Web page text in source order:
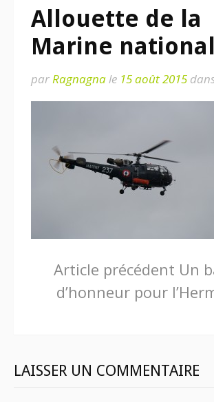
Allouette de la
Marine
parRagnagnale 15 août 2015
LireArticle précédent Un
d’honneur pour
LAISSER UN COMMENTAIRE